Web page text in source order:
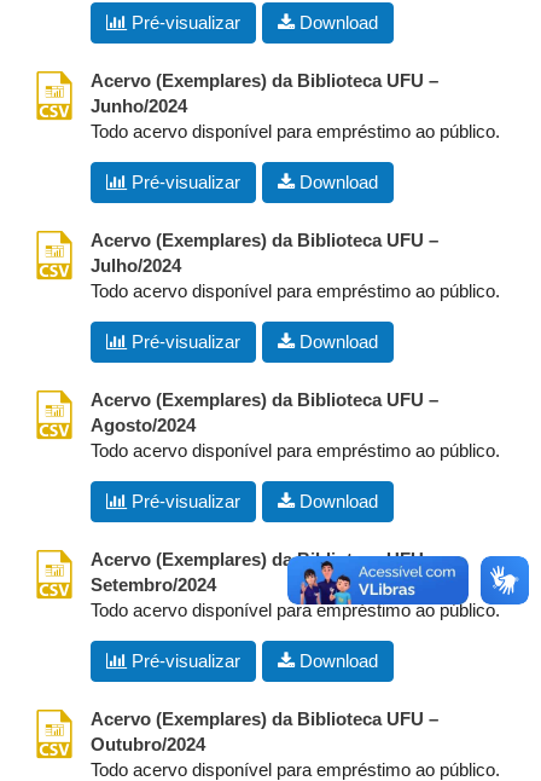
Pré-visualizar Download
Acervo (Exemplares) da Biblioteca UFU –
Junho/2024
csv
Todo acervo disponível para empréstimo ao público.
Pré-visualizar Download
Acervo (Exemplares) da Biblioteca UFU –
Julho/2024
csv
Todo acervo disponível para empréstimo ao público.
Pré-visualizar Download
Acervo (Exemplares) da Biblioteca UFU –
Agosto/2024
csv
Todo acervo disponível para empréstimo ao público.
Pré-visualizar Download
Acervo (Exemplares) da Biblioteca UFU –
Setembro/2024
csv
Todo acervo disponível para empréstimo ao público.
Pré-visualizar Download
Acervo (Exemplares) da Biblioteca UFU –
Outubro/2024
csv
Todo acervo disponível para empréstimo ao público.